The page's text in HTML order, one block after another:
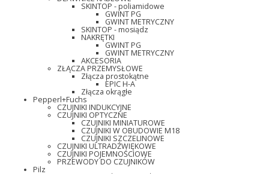
SKINTOP - poliamidowe
GWINT PG
GWINT METRYCZNY
SKINTOP - mosiądz
NAKRĘTKI
GWINT PG
GWINT METRYCZNY
AKCESORIA
ZŁĄCZA PRZEMYSŁOWE
Złącza prostokątne
EPIC H-A
Złącza okrągłe
Pepperl+Fuchs
CZUJNIKI INDUKCYJNE
CZUJNIKI OPTYCZNE
CZUJNIKI MINIATUROWE
CZUJNIKI W OBUDOWIE M18
CZUJNIKI SZCZELINOWE
CZUJNIKI ULTRADŹWIĘKOWE
CZUJNIKI POJEMNOŚCIOWE
PRZEWODY DO CZUJNIKÓW
Pilz